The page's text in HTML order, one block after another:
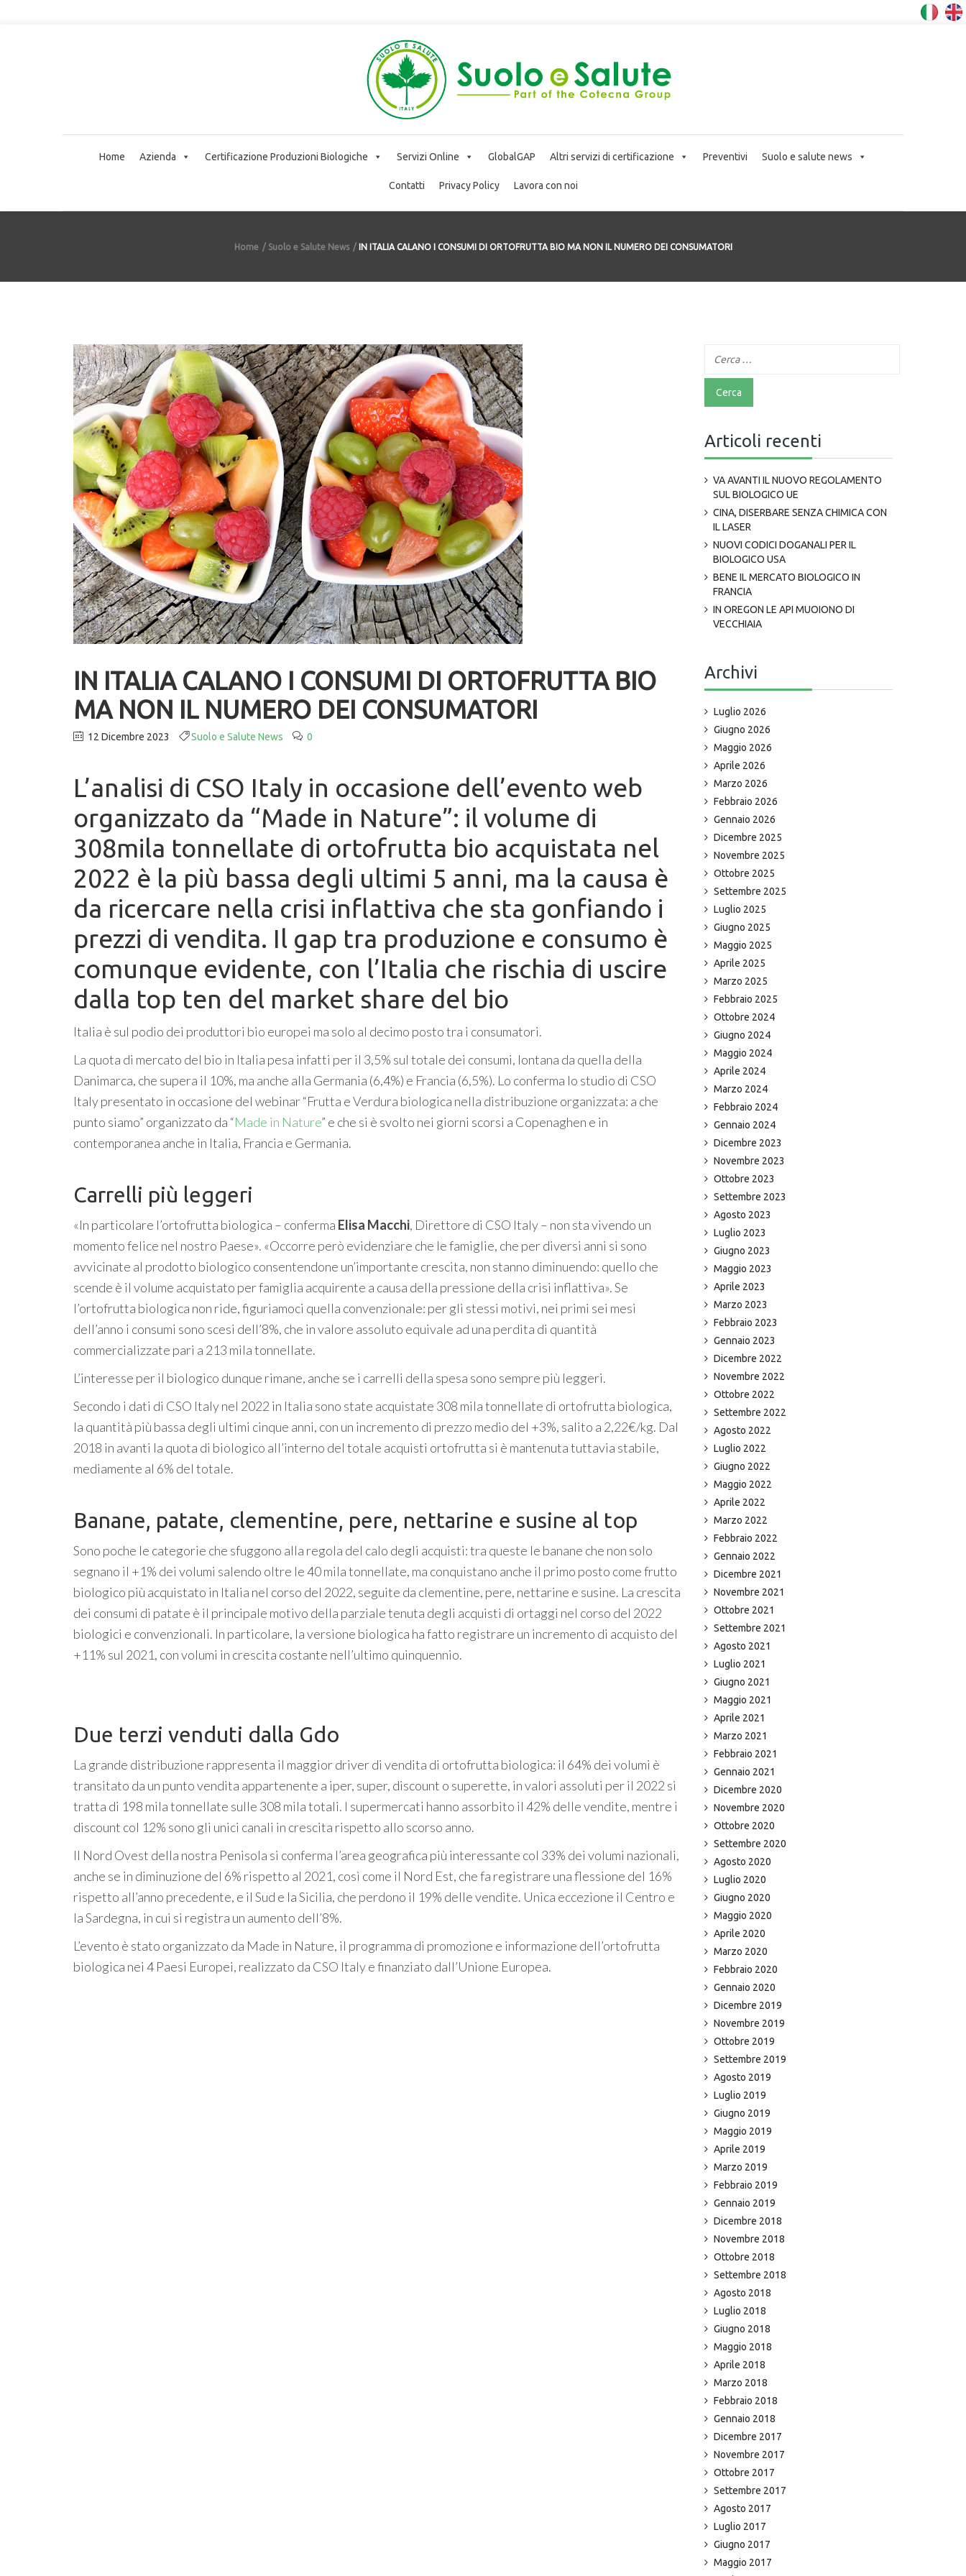
Home Azienda Certificazione Produzioni Biologiche Servizi Online GlobalGAP Altri servizi di certificazione Preventivi Suolo e salute news
Contatti Privacy Policy Lavora con noi
Home Suolo e Salute News IN ITALIA CALANO I CONSUMI DI ORTOFRUTTA BIO MA NON IL NUMERO DEI CONSUMATORI
IN ITALIA CALANO I CONSUMI DI ORTOFRUTTA BIO
MA NON IL NUMERO DEI CONSUMATORI
12 Dicembre 2023 Suolo e Salute News 0
L’analisi di CSO Italy in occasione dell’evento web
organizzato da “Made in Nature”: il volume di
308mila tonnellate di ortofrutta bio acquistata nel
2022 è la più bassa degli ultimi 5 anni, ma la causa è
da ricercare nella crisi inflattiva che sta gonfiando i
prezzi di vendita. Il gap tra produzione e consumo è
comunque evidente, con l’Italia che rischia di uscire
dalla top ten del market share del bio
Italia è sul podio dei produttori bio europei ma solo al decimo posto tra i consumatori.
La quota di mercato del bio in Italia pesa infatti per il 3,5% sul totale dei consumi, lontana da quella della
Danimarca, che supera il 10%, ma anche alla Germania (6,4%) e Francia (6,5%). Lo conferma lo studio di CSO
Italy presentato in occasione del webinar “Frutta e Verdura biologica nella distribuzione organizzata: a che
punto siamo” organizzato da “Made in Nature” e che si è svolto nei giorni scorsi a Copenaghen e in
contemporanea anche in Italia, Francia e Germania.
Carrelli più leggeri
«In particolare l’ortofrutta biologica – conferma Elisa Macchi, Direttore di CSO Italy – non sta vivendo un
momento felice nel nostro Paese». «Occorre però evidenziare che le famiglie, che per diversi anni si sono
avvicinate al prodotto biologico consentendone un’importante crescita, non stanno diminuendo: quello che
scende è il volume acquistato per famiglia acquirente a causa della pressione della crisi inflattiva». Se
l’ortofrutta biologica non ride, figuriamoci quella convenzionale: per gli stessi motivi, nei primi sei mesi
dell’anno i consumi sono scesi dell’8%, che in valore assoluto equivale ad una perdita di quantità
commercializzate pari a 213 mila tonnellate.
L’interesse per il biologico dunque rimane, anche se i carrelli della spesa sono sempre più leggeri.
Secondo i dati di CSO Italy nel 2022 in Italia sono state acquistate 308 mila tonnellate di ortofrutta biologica,
la quantità più bassa degli ultimi cinque anni, con un incremento di prezzo medio del +3%, salito a 2,22€/kg. Dal
2018 in avanti la quota di biologico all’interno del totale acquisti ortofrutta si è mantenuta tuttavia stabile,
mediamente al 6% del totale.
Banane, patate, clementine, pere, nettarine e susine al top
Sono poche le categorie che sfuggono alla regola del calo degli acquisti: tra queste le banane che non solo
segnano il +1% dei volumi salendo oltre le 40 mila tonnellate, ma conquistano anche il primo posto come frutto
biologico più acquistato in Italia nel corso del 2022, seguite da clementine, pere, nettarine e susine. La crescita
dei consumi di patate è il principale motivo della parziale tenuta degli acquisti di ortaggi nel corso del 2022
biologici e convenzionali. In particolare, la versione biologica ha fatto registrare un incremento di acquisto del
+11% sul 2021, con volumi in crescita costante nell’ultimo quinquennio.
Due terzi venduti dalla Gdo
La grande distribuzione rappresenta il maggior driver di vendita di ortofrutta biologica: il 64% dei volumi è
transitato da un punto vendita appartenente a iper, super, discount o superette, in valori assoluti per il 2022 si
tratta di 198 mila tonnellate sulle 308 mila totali. I supermercati hanno assorbito il 42% delle vendite, mentre i
discount col 12% sono gli unici canali in crescita rispetto allo scorso anno.
Il Nord Ovest della nostra Penisola si conferma l’area geografica più interessante col 33% dei volumi nazionali,
anche se in diminuzione del 6% rispetto al 2021, così come il Nord Est, che fa registrare una flessione del 16%
rispetto all’anno precedente, e il Sud e la Sicilia, che perdono il 19% delle vendite. Unica eccezione il Centro e
la Sardegna, in cui si registra un aumento dell’8%.
L’evento è stato organizzato da Made in Nature, il programma di promozione e informazione dell’ortofrutta
biologica nei 4 Paesi Europei, realizzato da CSO Italy e finanziato dall’Unione Europea.
Articoli recenti
VA AVANTI IL NUOVO REGOLAMENTO
SUL BIOLOGICO UE
CINA, DISERBARE SENZA CHIMICA CON
IL LASER
NUOVI CODICI DOGANALI PER IL
BIOLOGICO USA
BENE IL MERCATO BIOLOGICO IN
FRANCIA
IN OREGON LE API MUOIONO DI
VECCHIAIA
Archivi
Luglio 2026
Giugno 2026
Maggio 2026
Aprile 2026
Marzo 2026
Febbraio 2026
Gennaio 2026
Dicembre 2025
Novembre 2025
Ottobre 2025
Settembre 2025
Luglio 2025
Giugno 2025
Maggio 2025
Aprile 2025
Marzo 2025
Febbraio 2025
Ottobre 2024
Giugno 2024
Maggio 2024
Aprile 2024
Marzo 2024
Febbraio 2024
Gennaio 2024
Dicembre 2023
Novembre 2023
Ottobre 2023
Settembre 2023
Agosto 2023
Luglio 2023
Giugno 2023
Maggio 2023
Aprile 2023
Marzo 2023
Febbraio 2023
Gennaio 2023
Dicembre 2022
Novembre 2022
Ottobre 2022
Settembre 2022
Agosto 2022
Luglio 2022
Giugno 2022
Maggio 2022
Aprile 2022
Marzo 2022
Febbraio 2022
Gennaio 2022
Dicembre 2021
Novembre 2021
Ottobre 2021
Settembre 2021
Agosto 2021
Luglio 2021
Giugno 2021
Maggio 2021
Aprile 2021
Marzo 2021
Febbraio 2021
Gennaio 2021
Dicembre 2020
Novembre 2020
Ottobre 2020
Settembre 2020
Agosto 2020
Luglio 2020
Giugno 2020
Maggio 2020
Aprile 2020
Marzo 2020
Febbraio 2020
Gennaio 2020
Dicembre 2019
Novembre 2019
Ottobre 2019
Settembre 2019
Agosto 2019
Luglio 2019
Giugno 2019
Maggio 2019
Aprile 2019
Marzo 2019
Febbraio 2019
Gennaio 2019
Dicembre 2018
Novembre 2018
Ottobre 2018
Settembre 2018
Agosto 2018
Luglio 2018
Giugno 2018
Maggio 2018
Aprile 2018
Marzo 2018
Febbraio 2018
Gennaio 2018
Dicembre 2017
Novembre 2017
Ottobre 2017
Settembre 2017
Agosto 2017
Luglio 2017
Giugno 2017
Maggio 2017